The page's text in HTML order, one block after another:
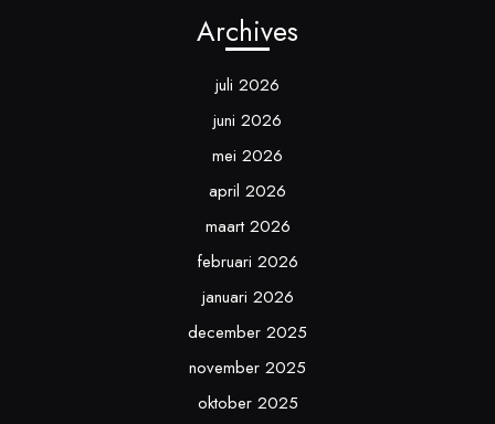
Archives
juli 2026
juni 2026
mei 2026
april 2026
maart 2026
februari 2026
januari 2026
december 2025
november 2025
oktober 2025